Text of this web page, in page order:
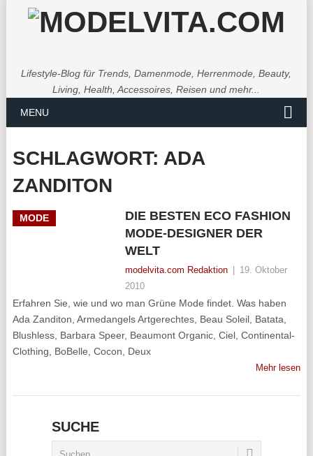
Lifestyle-Blog für Trends, Damenmode, Herrenmode, Beauty,
Living, Health, Accessoires, Reisen und mehr...
MENU
SCHLAGWORT: ADA
ZANDITON
MODE
DIE BESTEN ECO FASHION
MODE-DESIGNER DER
WELT
modelvita.com Redaktion
19. Oktober
2010
Erfahren Sie, wie und wo man Grüne Mode findet. Was haben
Ada Zanditon, Armedangels Artgerechtes, Beau Soleil, Batata,
Blushless, Barbara Speer, Beaumont Organic, Ciel, Continental-
Clothing, BoBelle, Cocon, Deux
Mehr lesen
SUCHE